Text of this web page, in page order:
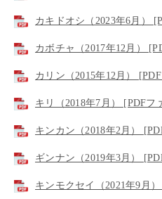
カキドオシ（2023年6月）
カボチャ（2017年12月）
カリン（2015年12月）
キリ（2018年7月） [PDFフ
キンカン（2018年2月）
ギンナン（2019年3月）
キンモクセイ（2021年9月